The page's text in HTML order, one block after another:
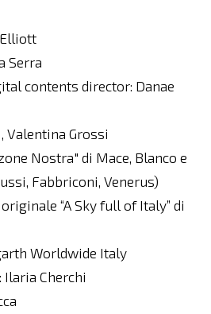
Serra
contents director: Danae
Valentina Grossi
Nostra" di Mace, Blanco e
Fabbriconi, Venerus)
“A Sky full of Italy” di
Worldwide Italy
Ilaria Cherchi